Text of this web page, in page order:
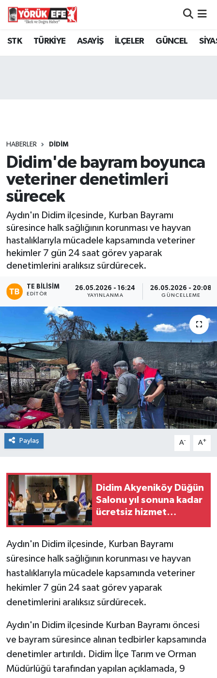
STK TÜRKİYE ASAYİŞ İLÇELER GÜNCEL
HABERLER DİDİM
Didim'de bayram boyunca
veteriner denetimleri
sürecek
Aydın'ın Didim ilçesinde, Kurban Bayramı
süresince halk sağlığının korunması ve hayvan
hastalıklarıyla mücadele kapsamında veteriner
hekimler 7 gün 24 saat görev yaparak
denetimlerini aralıksız sürdürecek.
TE BILISIM
EDITÖR
26.05.2026 - 16:24
YAYINLANMA
26.05.2026 - 20:08
GÜNCELLEME
Paylaş A- A+
Didim Akyeniköy Düğün
Salonu yıl sonuna kadar
ücretsiz hizmet
Aydın'ın Didim ilçesinde, Kurban Bayramı
süresince halk sağlığının korunması ve hayvan
hastalıklarıyla mücadele kapsamında veteriner
hekimler 7 gün 24 saat görev yaparak
denetimlerini aralıksız sürdürecek.
Aydın'ın Didim ilçesinde Kurban Bayramı öncesi
ve bayram süresince alınan tedbirler kapsamında
denetimler artırıldı. Didim İlçe Tarım ve Orman
Müdürlüğü tarafından yapılan açıklamada, 9
Aydın Nöbetçi Eczaneler
Tüm Manşetler
Son Dakika Haberleri
Haber Arşivi